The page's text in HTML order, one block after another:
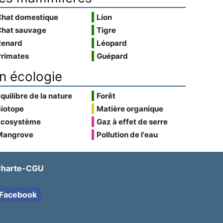
domestique
sauvage
Lion
Tigre
Léopard
Guépard
écologie
de la nature
Forêt
Matière organique
Gaz à effet de serre
Pollution de l'eau
CGU
Facebook